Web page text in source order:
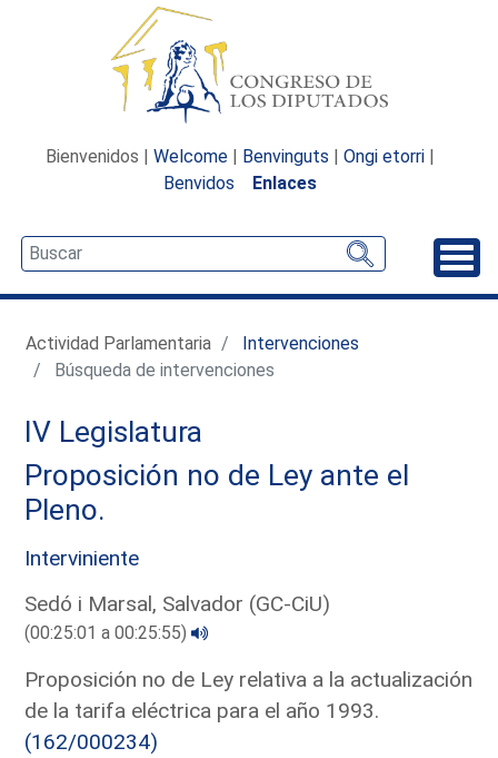
Bienvenidos | Welcome | Benvinguts | Ongi etorri |
Benvidos
Enlaces
Actividad Parlamentaria
Intervenciones
Búsqueda de intervenciones
IV Legislatura
Proposición no de Ley ante el
Pleno.
Interviniente
Sedó i Marsal, Salvador (GC-CiU)
(00:25:01 a 00:25:55)
Proposición no de Ley relativa a la actualización
de la tarifa eléctrica para el año 1993.
(162/000234)